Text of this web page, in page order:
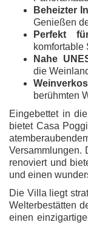
Beheizter
Genießen
Perfekt
komfortable
Nahe
die
berühmten
Eingebettet in
bietet Casa
Versammlungen.
renoviert und
und einen
Die Villa liegt
Welterbestätten
einen